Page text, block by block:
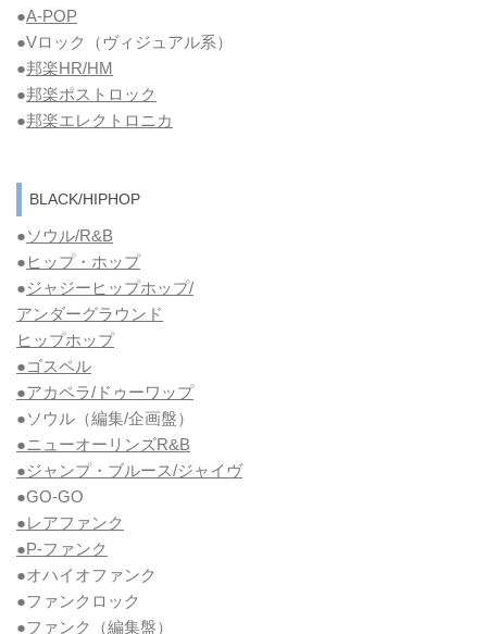
●A-POP
●Vロック
（ヴィジュアル系）
●邦楽HR/HM
●邦楽ポストロック
●邦楽エレクトロニカ
BLACK/HIPHOP
●ソウル/R&B
● ヒップ・ホップ
●ジャジーヒップホップ/
アンダーグラウンド
ヒップホップ
●ゴスペル
●アカペラ/ドゥーワップ
●ソウル （編集/企画盤）
●ニューオーリンズR&B
●ジャンプ・ブルース/ジャイヴ
●GO-GO
●レアファンク
●P-ファンク
●オハイオファンク
●ファンクロック
●ファンク
（編集盤）